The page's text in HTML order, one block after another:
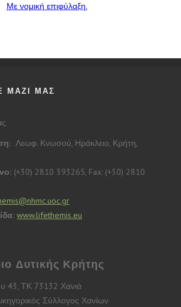
Με νομική επιφύλαξη.
ΜΑΖΙ ΜΑΣ
Λεωφ. Κνωσού, Ηράκλειο, Κρήτη,
(+30) 2810 393265, Fax: (+30) 2810
www.lifethemis.eu
Δυτικής Κρήτης
43, ΤΚ 73132 Χανιά
Σύλλογος Χανίων